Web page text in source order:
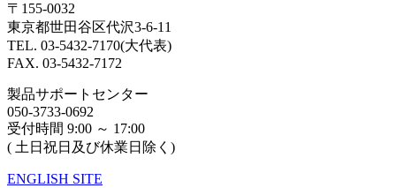
〒155-0032
東京都世田谷区代沢3-6-11
TEL. 03-5432-7170(大代表)
FAX. 03-5432-7172
製品サポートセンター
050-3733-0692
受付時間 9:00 ～ 17:00
( 土日祝日及び休業日除く)
ENGLISH SITE